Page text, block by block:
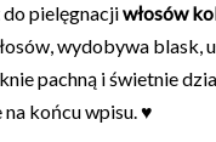
pielęgnacjiwłosów
wydobywa blask,
pachną i świetnie
końcu wpisu. ♥